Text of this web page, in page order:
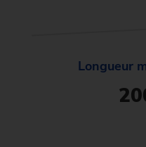
Longueur